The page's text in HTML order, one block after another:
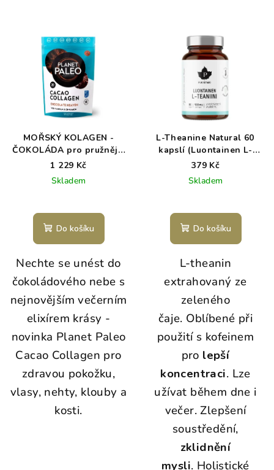
MOŘSKÝ KOLAGEN -
ČOKOLÁDA pro pružnější
pokožku a méně vrásek -
1 229 Kč
Skladem
Do košíku
Nechte se unést do
čokoládového nebe s
nejnovějším večerním
elixírem krásy -
novinka Planet Paleo
Cacao Collagen pro
zdravou pokožku,
vlasy, nehty, klouby a
kosti.
L-Theanine Natural 60
kapslí (Luontainen L-
Teaniini)
379 Kč
Skladem
Do košíku
L-theanin
extrahovaný ze
zeleného
čaje. Oblíbené při
použití s kofeinem
pro lepší
koncentraci. Lze
užívat během dne i
večer. Zlepšení
soustředění,
zklidnění
mysli. Holistické